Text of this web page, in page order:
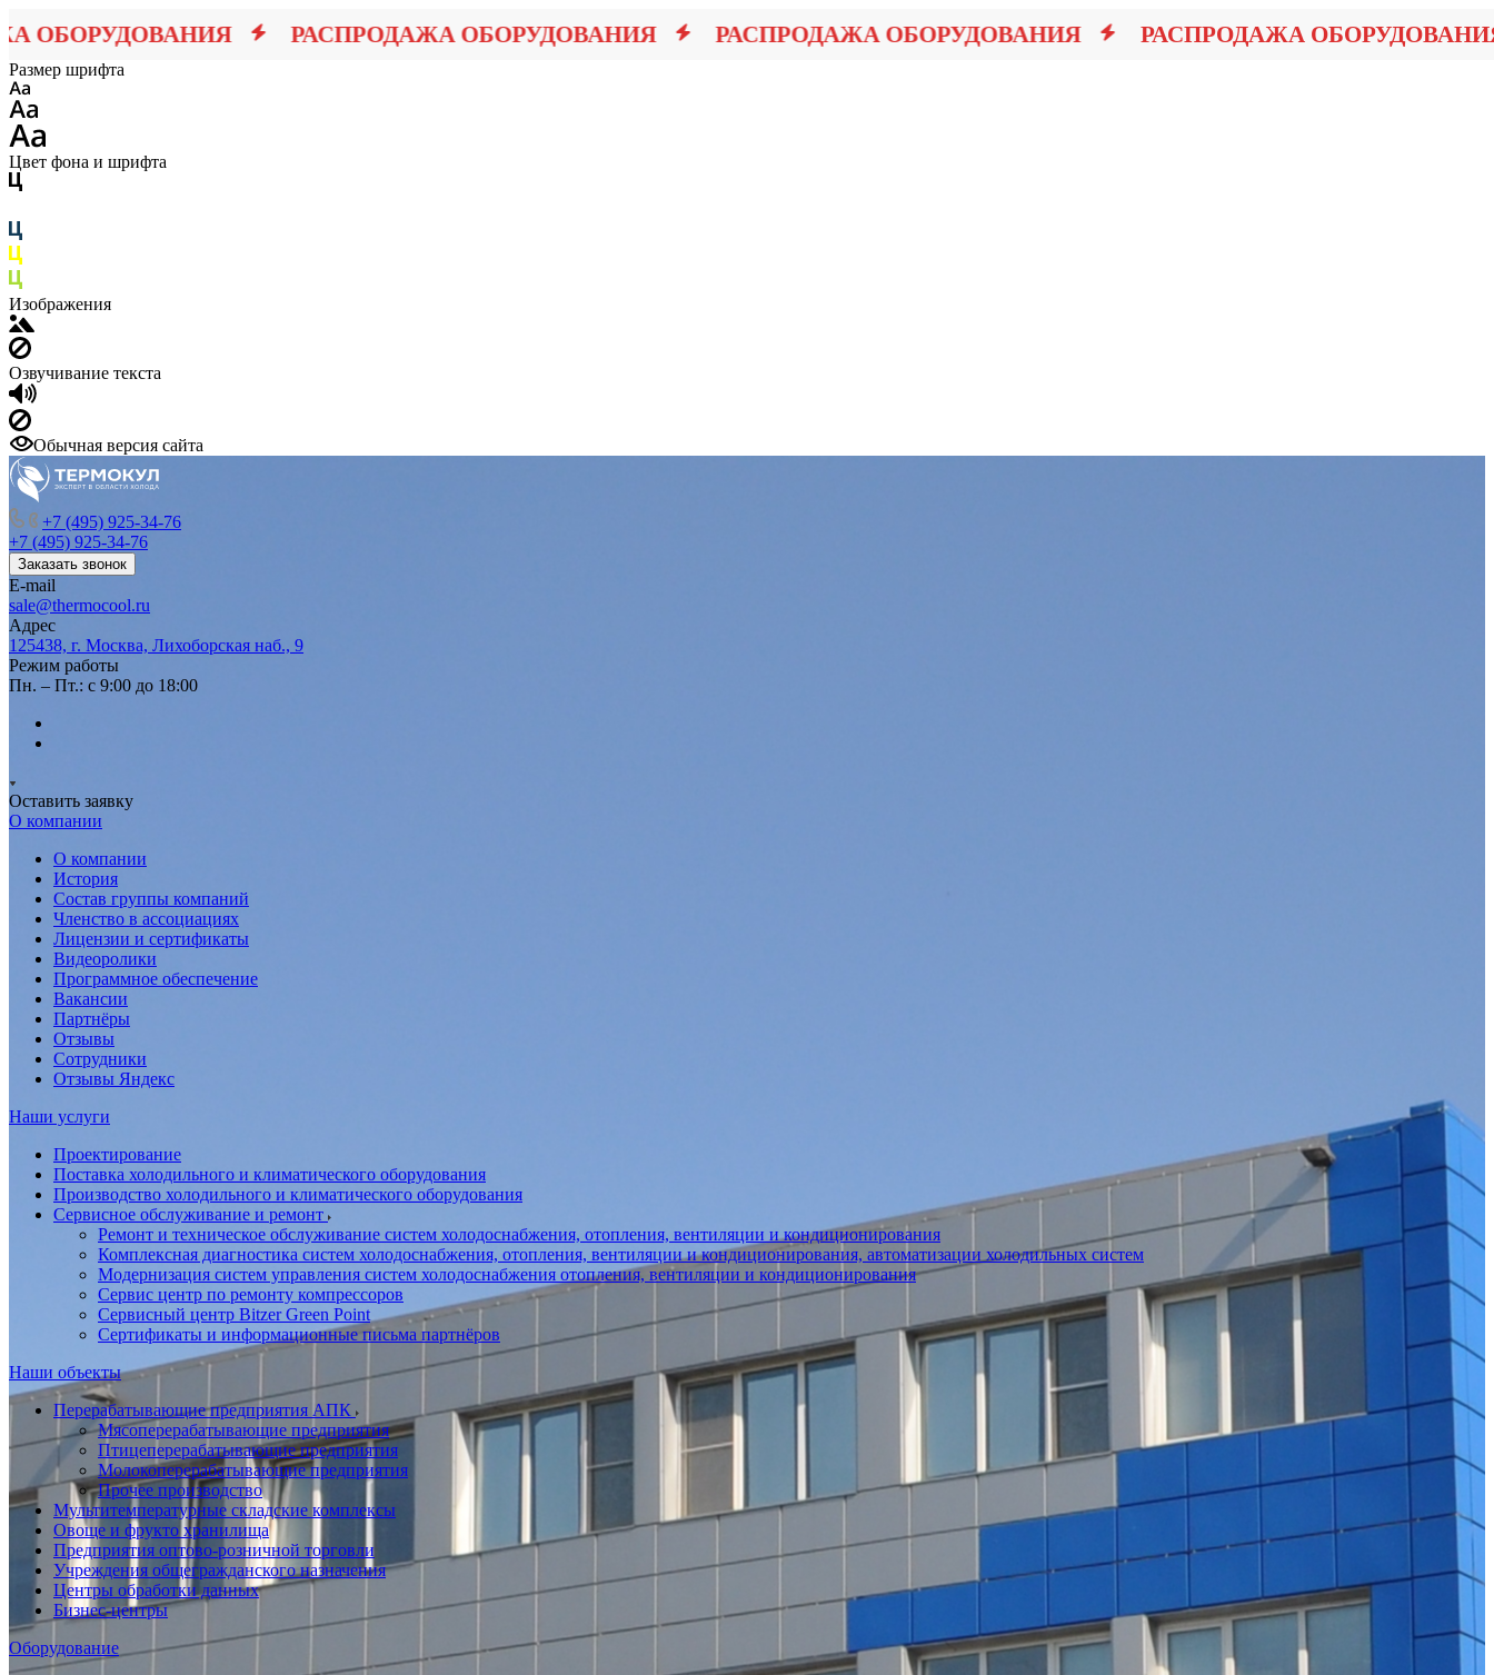
РАСПРОДАЖА ОБОРУДОВАНИЯ РАСПРОДАЖА ОБОРУДОВАНИЯ РАСПРОДАЖА ОБОРУДОВАНИЯ
Размер шрифта
Цвет фона и шрифта
Изображения
Озвучивание текста
Обычная версия сайта
+7 (495) 925-34-76
+7 (495) 925-34-76
Заказать звонок
E-mail
sale@thermocool.ru
Адрес
125438, г. Москва, Лихоборская наб., 9
Режим работы
Пн. – Пт.: с 9:00 до 18:00
Оставить заявку
О компании
О компании
История
Состав группы компаний
Членство в ассоциациях
Лицензии и сертификаты
Видеоролики
Программное обеспечение
Вакансии
Партнёры
Отзывы
Сотрудники
Отзывы Яндекс
Наши услуги
Проектирование
Поставка холодильного и климатического оборудования
Производство холодильного и климатического оборудования
Сервисное обслуживание и ремонт
Ремонт и техническое обслуживание систем холодоснабжения, отопления, вентиляции и кондиционирования
Комплексная диагностика систем холодоснабжения, отопления, вентиляции и кондиционирования, автоматизации холодильных систем
Модернизация систем управления систем холодоснабжения отопления, вентиляции и кондиционирования
Сервис центр по ремонту компрессоров
Сервисный центр Bitzer Green Point
Сертификаты и информационные письма партнёров
Наши объекты
Перерабатывающие предприятия АПК
Мясоперерабатывающие предприятия
Птицеперерабатывающие предприятия
Молокоперерабатывающие предприятия
Прочее производство
Мультитемпературные складские комплексы
Овоще и фрукто хранилища
Предприятия оптово-розничной торговли
Учреждения общегражданского назначения
Центры обработки данных
Бизнес-центры
Оборудование